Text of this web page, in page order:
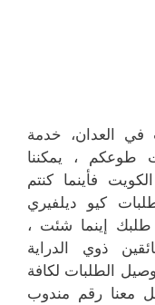
العدان، خدمة
طوعكم ، يمكننا
فأينما كنتم
كيو ديلفيري
إينما شئت ،
ذوي الدراية
الطلبات لكافة
معنا رقم مندوب